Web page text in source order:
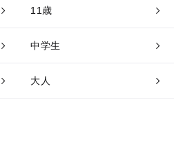
11歳
中学生
大人